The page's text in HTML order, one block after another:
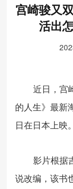
宫崎骏又
活出
近日，宫
的人生》最新
日在日本上映。
影片根据
说改编，该书